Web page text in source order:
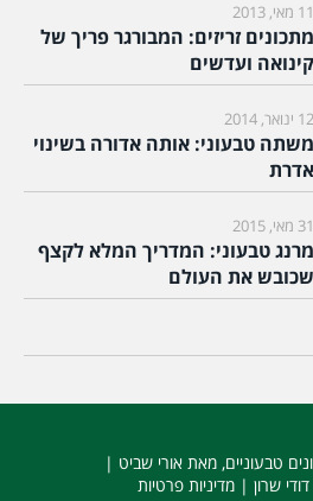
11 מאי, 2013
מתכונים זריזים: המבורגר פריך של
קינואה ועדשים
12 ינואר, 2014
משתה טבעוני: אותה אדורה בשינוי
אדרת
31 מאי, 2015
מרנג טבעוני: המדריך המלא לקצף
שכובש את העולם
טבעוניים, מאת אורי שביט |
שרון | מדיניות פרטיות